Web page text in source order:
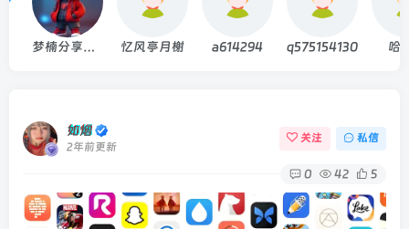
梦楠分享丨MNPC.NET 忆风亭月榭 a614294 q575154130 哈
如烟
2年前更新
关注 私信
0 42 5